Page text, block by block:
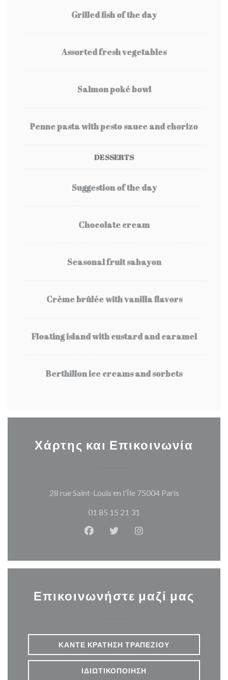
Grilled fish of the day
Assorted fresh vegetables
Salmon poké bowl
Penne pasta with pesto sauce and chorizo
DESSERTS
Suggestion of the day
Chocolate cream
Seasonal fruit sabayon
Crème brûlée with vanilla flavors
Floating island with custard and caramel
Berthillon ice creams and sorbets
Χάρτης και Επικοινωνία
28 rue Saint-Louis en l'Île 75004 Paris((ανοίγει σε
01 85 15 21 31
Facebook ((ανοίγει σε νέο
Twitter ((ανοίγει σε νέο
Instagram ((ανοίγει
Επικοινωνήστε μαζί μας
ΚΆΝΤΕ ΚΡΆΤΗΣΗ ΤΡΑΠΕΖΙΟΎ
ΙΔΙΩΤΙΚΟΠΟΊΗΣΗ